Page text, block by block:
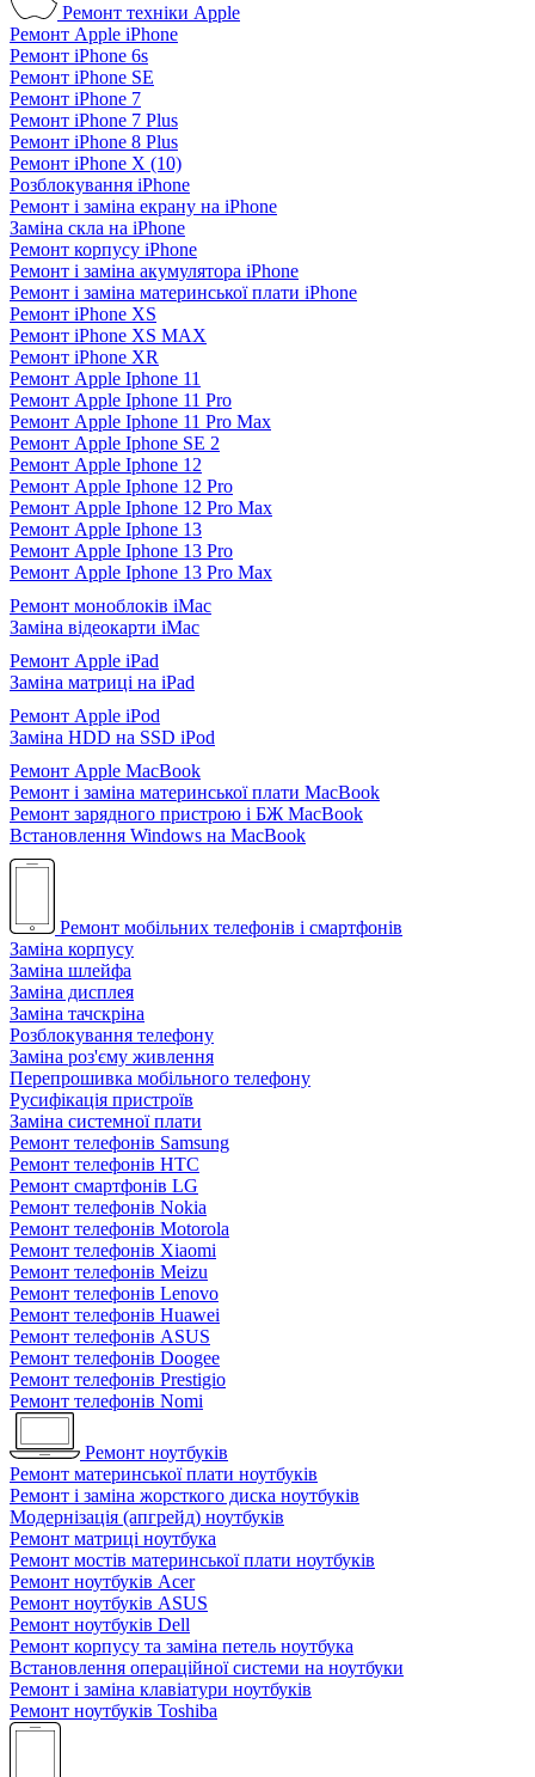
Ремонт техніки Apple
Ремонт Apple iPhone
Ремонт iPhone 6s
Ремонт iPhone SE
Ремонт iPhone 7
Ремонт iPhone 7 Plus
Ремонт iPhone 8 Plus
Ремонт iPhone X (10)
Розблокування iPhone
Ремонт і заміна екрану на iPhone
Заміна скла на iPhone
Ремонт корпусу iPhone
Ремонт і заміна акумулятора iPhone
Ремонт і заміна материнської плати iPhone
Ремонт iPhone XS
Ремонт iPhone XS MAX
Ремонт iPhone XR
Ремонт Apple Iphone 11
Ремонт Apple Iphone 11 Pro
Ремонт Apple Iphone 11 Pro Max
Ремонт Apple Iphone SE 2
Ремонт Apple Iphone 12
Ремонт Apple Iphone 12 Pro
Ремонт Apple Iphone 12 Pro Max
Ремонт Apple Iphone 13
Ремонт Apple Iphone 13 Pro
Ремонт Apple Iphone 13 Pro Max
Ремонт моноблоків iMac
Заміна відеокарти iMac
Ремонт Apple iPad
Заміна матриці на iPad
Ремонт Apple iPod
Заміна HDD на SSD iPod
Ремонт Apple MacBook
Ремонт і заміна материнської плати MacBook
Ремонт зарядного пристрою і БЖ MacBook
Встановлення Windows на MacBook
Ремонт мобільних телефонів і смартфонів
Заміна корпусу
Заміна шлейфа
Заміна дисплея
Заміна тачскріна
Розблокування телефону
Заміна роз'єму живлення
Перепрошивка мобільного телефону
Русифікація пристроїв
Заміна системної плати
Ремонт телефонів Samsung
Ремонт телефонів HTC
Ремонт смартфонів LG
Ремонт телефонів Nokia
Ремонт телефонів Motorola
Ремонт телефонів Xiaomi
Ремонт телефонів Meizu
Ремонт телефонів Lenovo
Ремонт телефонів Huawei
Ремонт телефонів ASUS
Ремонт телефонів Doogee
Ремонт телефонів Prestigio
Ремонт телефонів Nomi
Ремонт ноутбуків
Ремонт материнської плати ноутбуків
Ремонт і заміна жорсткого диска ноутбуків
Модернізація (апгрейд) ноутбуків
Ремонт матриці ноутбука
Ремонт мостів материнської плати ноутбуків
Ремонт ноутбуків Acer
Ремонт ноутбуків ASUS
Ремонт ноутбуків Dell
Ремонт корпусу та заміна петель ноутбука
Встановлення операційної системи на ноутбуки
Ремонт і заміна клавіатури ноутбуків
Ремонт ноутбуків Toshiba